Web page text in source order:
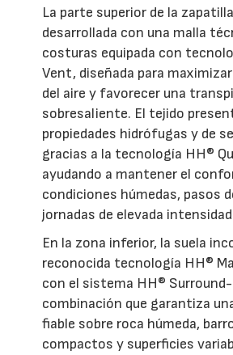
La parte superior de la
desarrollada con una malla
costuras equipada con
Vent, diseñada para
del aire y favorecer una
sobresaliente. El tejido
propiedades hidrófugas y de
gracias a la tecnología HH®
ayudando a mantener el
condiciones húmedas, pasos
jornadas de elevada
En la zona inferior, la suela
reconocida tecnología HH®
con el sistema HH® Surround-
combinación que garantiza
fiable sobre roca húmeda,
compactos y superficies